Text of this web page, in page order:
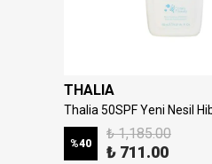
THALIA
%40
₺ 1,185.00
₺ 711.00